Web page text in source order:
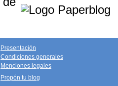
Presentación
Condiciones generales
Menciones legales
Propón tu blog